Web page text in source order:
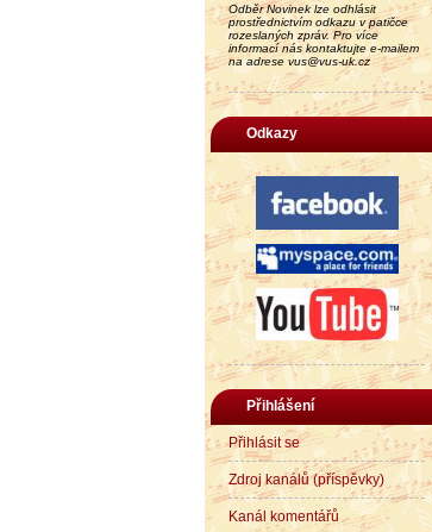
Odběr Novinek lze odhlásit
prostřednictvím odkazu v patičce
rozeslaných zpráv. Pro více
informací nás kontaktujte e-mailem
na adrese vus@vus-uk.cz
Odkazy
Přihlášení
Přihlásit se
Zdroj kanálů (příspěvky)
Kanál komentářů